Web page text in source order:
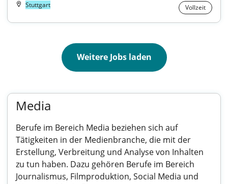
Stuttgart Vollzeit
Weitere Jobs laden
Media
Berufe im Bereich Media beziehen sich auf
Tätigkeiten in der Medienbranche, die mit der
Erstellung, Verbreitung und Analyse von Inhalten
zu tun haben. Dazu gehören Berufe im Bereich
Journalismus, Filmproduktion, Social Media und